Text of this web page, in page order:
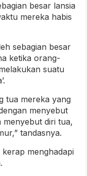
besar lansia
mereka habis
sebagian besar
ketika orang-
suatu
tua mereka yang
menyebut
menyebut diri tua,
tandasnya.
menghadapi